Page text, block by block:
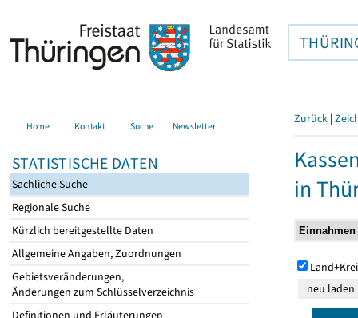
Home Kontakt Suche Newsletter
STATISTISCHE DATEN
Sachliche Suche
Regionale Suche
Kürzlich bereitgestellte Daten
Allgemeine Angaben, Zuordnungen
Gebietsveränderungen,
Änderungen zum Schlüsselverzeichnis
Zurück |
in